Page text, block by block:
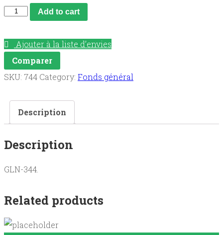
Mémoires,
combat
pour
la
quantity
Add to cart
Ajouter à la liste d’envies
Comparer
SKU: 744 Category: Fonds général
Description
Description
GLN-344.
Related products